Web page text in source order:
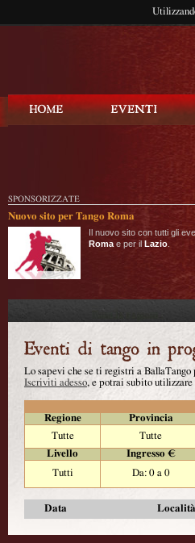
SPONSORIZZATE
Nuovo sito per Tango Roma
Il nuovo sito con tutti gli
Roma e per il Lazio
Lo sapevi che se ti registri a
Iscriviti adesso, e potrai subito
Regione
Provincia
Tutte
Tutte
Livello
Ingresso €
Tutti
Da: 0 a 0
Data Località